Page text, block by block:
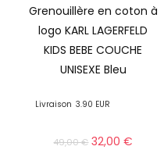
Grenouillère en coton à
logo KARL LAGERFELD
KIDS BEBE COUCHE
UNISEXE Bleu
Livraison 3.90 EUR
49,00€ 32,00€